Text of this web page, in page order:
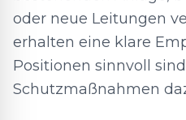
oder neue Leitungen
erhalten eine klare
Positionen sinnvoll
Schutzmaßnahmen